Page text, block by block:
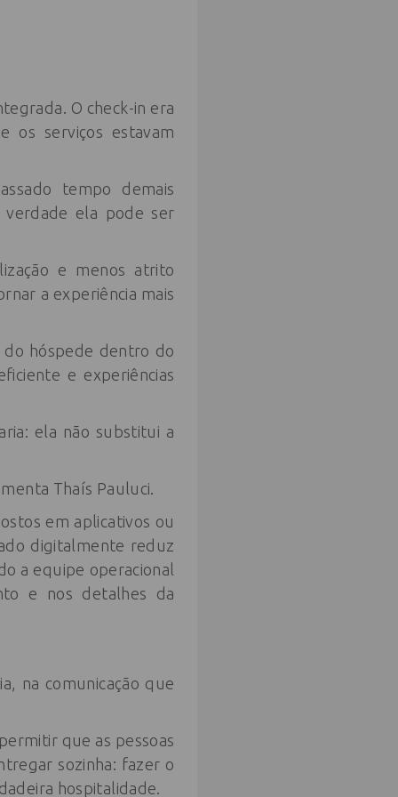
O check-in era
os serviços estavam
tempo demais
verdade ela pode ser
e menos atrito
a experiência mais
hóspede dentro do
e experiências
ela não substitui a
Thaís Pauluci.
em aplicativos ou
digitalmente reduz
a equipe operacional
e nos detalhes da
na comunicação que
que as pessoas
sozinha: fazer o
hospitalidade.